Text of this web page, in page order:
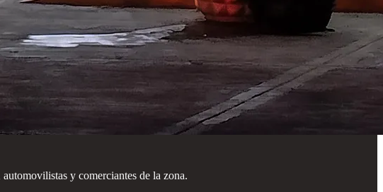
y comerciantes de la zona.